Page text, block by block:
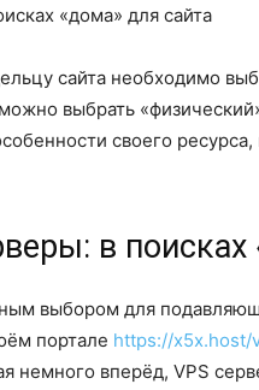
сайта необходимо
выбрать
своего
в
выбором для
портале https://
немного вперёд, VPS